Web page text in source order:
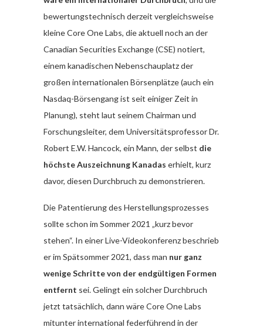
bewertungstechnisch derzeit vergleichsweise
kleine Core One Labs, die aktuell noch an der
Canadian Securities Exchange (CSE) notiert,
einem kanadischen Nebenschauplatz der
großen internationalen Börsenplätze (auch ein
Nasdaq-Börsengang ist seit einiger Zeit in
Planung), steht laut seinem Chairman und
Forschungsleiter, dem Universitätsprofessor Dr.
Robert E.W. Hancock, ein Mann, der selbst die
höchste Auszeichnung Kanadas erhielt, kurz
davor, diesen Durchbruch zu demonstrieren.
Die Patentierung des Herstellungsprozesses
sollte schon im Sommer 2021 „kurz bevor
stehen“. In einer Live-Videokonferenz beschrieb
er im Spätsommer 2021, dass man nur ganz
wenige Schritte von der endgültigen Formen
entfernt sei. Gelingt ein solcher Durchbruch
jetzt tatsächlich, dann wäre Core One Labs
mitunter international federführend in der